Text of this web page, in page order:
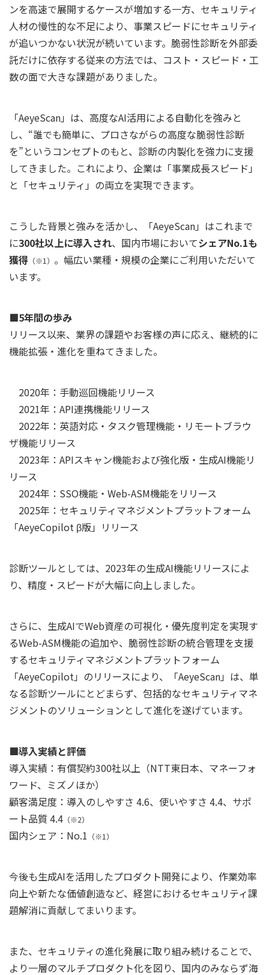
ンを高速で展開するケースが増加する一方、セキュリティ
人材の慢性的な不足により、事業スピードにセキュリティ
が追いつかない状況が続いています。脆弱性診断を外部委
託だけに依存する従来の方法では、コスト・スピード・工
数の面で大きな課題がありました。
「AeyeScan」は、高度なAI活用による自動化を強みと
し、“誰でも簡単に、プロさながらの高度な脆弱性診断
を”というコンセプトのもと、診断の内製化を強力に支援
してきました。これにより、企業は「事業成長スピード」
と「セキュリティ」の両立を実現できます。
こうした背景と強みを活かし、「AeyeScan」はこれまで
に300社以上に導入され、国内市場においてシェアNo.1も
獲得 （※1） 。幅広い業種・規模の企業にご利用いただいて
います。
■5年間の歩み
リリース以来、業界の課題やお客様の声に応え、継続的に
機能拡張・進化を重ねてきました。
2020年：手動巡回機能リリース
2021年：API連携機能リリース
2022年：英語対応・タスク管理機能・リモートブラウ
ザ機能リリース
2023年：APIスキャン機能および強化版・生成AI機能リ
リース
2024年：SSO機能・Web-ASM機能をリリース
2025年：セキュリティマネジメントプラットフォーム
「AeyeCopilot β版」リリース
診断ツールとしては、2023年の生成AI機能リリースによ
り、精度・スピードが大幅に向上しました。
さらに、生成AIでWeb資産の可視化・優先度判定を実現す
るWeb-ASM機能の追加や、脆弱性診断の統合管理を支援
するセキュリティマネジメントプラットフォーム
「AeyeCopilot」のリリースにより、「AeyeScan」は、単
なる診断ツールにとどまらず、包括的なセキュリティマネ
ジメントのソリューションとして進化を遂げています。
■導入実績と評価
導入実績：有償契約300社以上（NTT東日本、マネーフォ
ワード、ミズノほか）
顧客満足度：導入のしやすさ 4.6、使いやすさ 4.4、サポ
ート品質 4.4 （※2）
国内シェア：No.1 （※1）
今後も生成AIを活用したプロダクト開発により、作業効率
向上や新たな価値創造など、経営におけるセキュリティ課
題解消に貢献してまいります。
また、セキュリティの進化発展に取り組み続けることで、
より一層のマルチプロダクト化を図り、国内のみならず海